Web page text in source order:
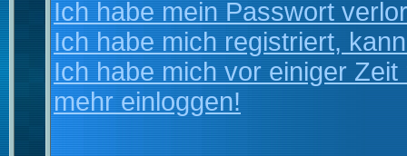
Ich habe mein Passwort
Ich habe mich registriert,
Ich habe mich vor einiger
mehr einloggen!